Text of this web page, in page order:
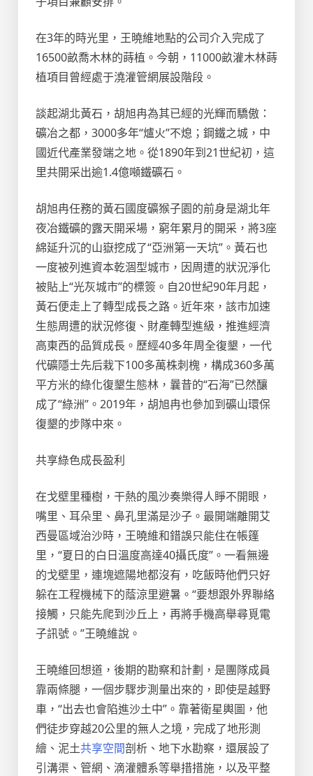
在3年的時光里，王曉維地點的公司介入完成了
16500畝喬木林的蒔植。今朝，11000畝灌木林蒔
植項目曾經處于澆灌管網展設階段。
談起湖北黃石，胡旭冉為其已經的光輝而驕傲：
礦冶之都，3000多年“爐火”不熄；鋼鐵之城，中
國近代產業發端之地。從1890年到21世紀初，這
里共開采出逾1.4億噸鐵礦石。
胡旭冉任務的黃石國度礦猴子園的前身是湖北年
夜冶鐵礦的露天開采場，窮年累月的開采，將3座
綿延升沉的山嶽挖成了“亞洲第一天坑”。黃石也
一度被列進資本乾涸型城市，因周遭的狀況淨化
被貼上“光灰城市”的標簽。自20世紀90年月起，
黃石便走上了轉型成長之路。近年來，該市加速
生態周遭的狀況修復、財產轉型進級，推進經濟
高東西的品質成長。歷經40多年周全復墾，一代
代礦隱士先后栽下100多萬株刺槐，構成360多萬
平方米的綠化復墾生態林，曩昔的“石海”已然釀
成了“綠洲”。2019年，胡旭冉也參加到礦山環保
復墾的步隊中來。
共享綠色成長盈利
在戈壁里種樹，干熱的風沙奏樂得人睜不開眼，
嘴里、耳朵里、鼻孔里滿是沙子。最開端離開艾
西曼區域治沙時，王曉維和錯誤只能住在帳篷
里，“夏日的白日溫度高達40攝氏度”。一看無邊
的戈壁里，連塊遮陽地都沒有，吃飯時他們只好
躲在工程機械下的蔭涼里避暑。“要想跟外界聯絡
接觸，只能先爬到沙丘上，再將手機高舉尋覓電
子訊號。”王曉維說。
王曉維回想道，後期的勘察和計劃，是團隊成員
靠兩條腿，一個步驟步測量出來的，即使是越野
車，“出去也會陷進沙土中”。靠著衛星輿圖，他
們徒步穿越20公里的無人之境，完成了地形測
繪、泥土共享空間剖析、地下水勘察，還展設了
引溝渠、管網、滴灌體系等舉措措施，以及平整